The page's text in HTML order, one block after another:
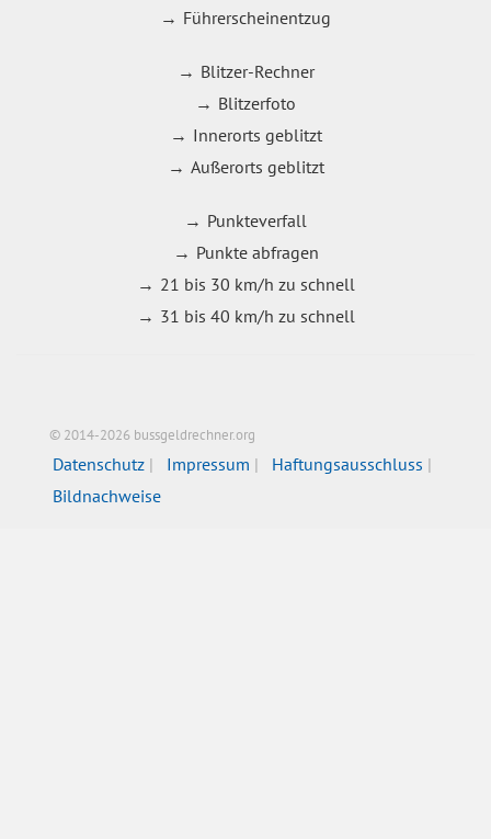
Führerscheinentzug
Blitzer-Rechner
Blitzerfoto
Innerorts geblitzt
Außerorts geblitzt
Punkteverfall
Punkte abfragen
21 bis 30 km/h zu schnell
31 bis 40 km/h zu schnell
© 2014-2026 bussgeldrechner.org
Datenschutz Impressum
Haftungsausschluss
Bildnachweise